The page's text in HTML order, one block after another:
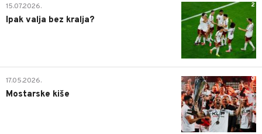
2
15.07.2026.
Ipak valja bez kralja?
0
17.05.2026.
Mostarske kiše